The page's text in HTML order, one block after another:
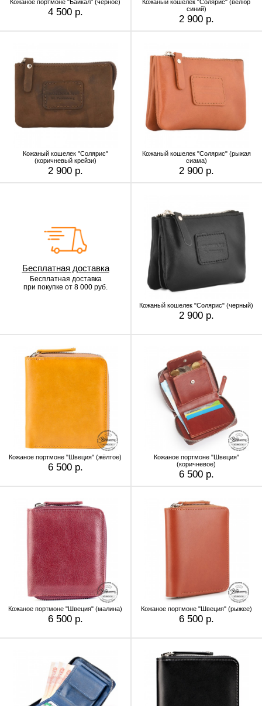
Кожаное портмоне "Байкал" (черное)
4 500 р.
Кожаный кошелек "Солярис" (велюр
синий)
2 900 р.
Кожаный кошелек "Солярис"
(коричневый крейзи)
2 900 р.
Кожаный кошелек "Солярис" (рыжая
сиама)
2 900 р.
Бесплатная доставка
Бесплатная доставка
при покупке от 8 000 руб.
Кожаный кошелек "Солярис" (черный)
2 900 р.
Кожаное портмоне "Швеция" (жёлтое)
6 500 р.
Кожаное портмоне "Швеция"
(коричневое)
6 500 р.
Кожаное портмоне "Швеция" (малина)
6 500 р.
Кожаное портмоне "Швеция" (рыжее)
6 500 р.